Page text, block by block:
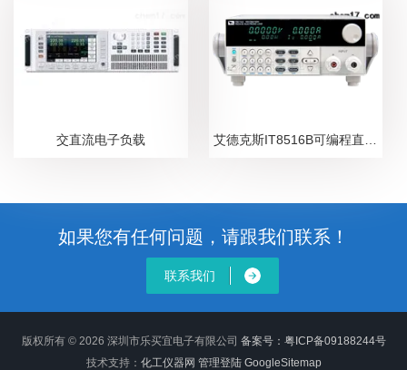
交直流电子负载
如果您有任何问题，请跟我们联系！
联系我们
版权所有 © 2026 深圳市乐买宜电子有限公司 备案号：粤ICP备09188244号
技术支持： 化工仪器网 管理登陆 GoogleSitemap